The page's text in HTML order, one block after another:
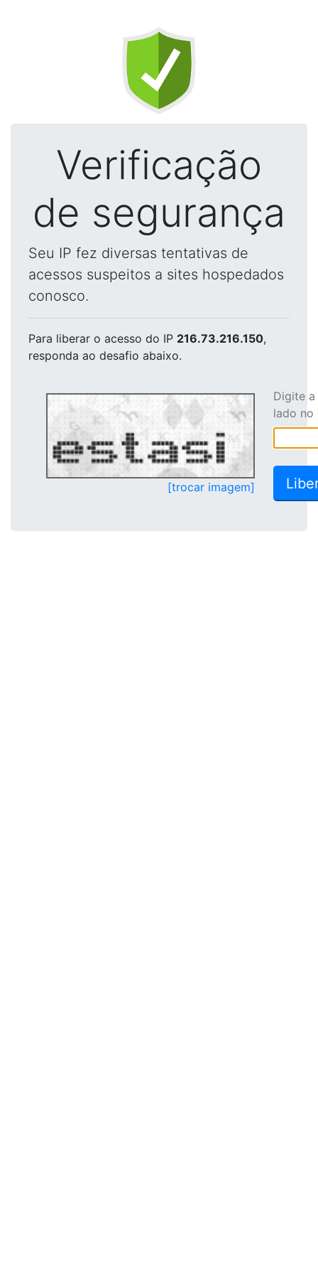
Verificação
de segurança
Seu IP fez diversas tentativas de
acessos suspeitos a sites hospedados
conosco.
Para liberar o acesso do IP 216.73.216.150,
responda ao desafio abaixo.
[trocar imagem]
Digite
lado no